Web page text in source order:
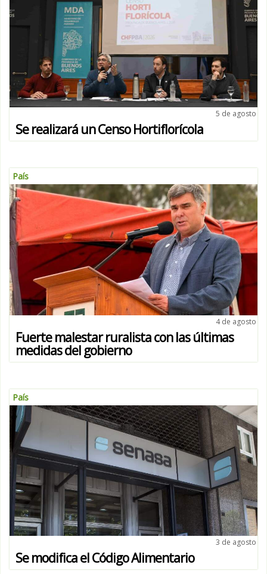
5 de agosto
Se realizará un Censo Hortiflorícola
País
4 de agosto
Fuerte malestar ruralista con las últimas
medidas del gobierno
País
3 de agosto
Se modifica el Código Alimentario